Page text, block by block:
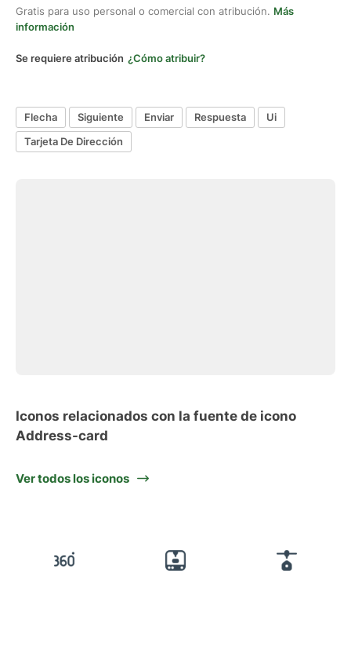
Gratis para uso personal o comercial con atribución. Más
información
Se requiere atribución ¿Cómo atribuir?
Flecha Siguiente Enviar Respuesta
Ui
Tarjeta De Dirección
Iconos relacionados con la fuente de icono
Address-card
Ver todos los iconos